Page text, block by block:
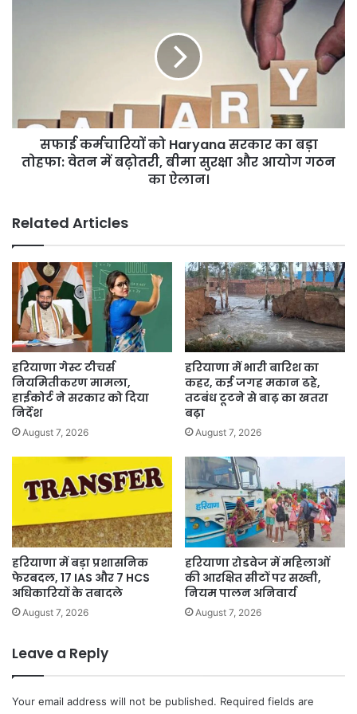
तैयार।
वेतन
बढ़ोतरी,
आयोग
गठन
का
ऐलान।
सफाई कर्मचारियों को Haryana सरकार का बड़ा
तोहफा: वेतन में बढ़ोतरी, बीमा सुरक्षा और आयोग गठन
का ऐलान।
Related Articles
हरियाणा गेस्ट टीचर्स
नियमितीकरण मामला,
हाईकोर्ट ने सरकार को दिया
निर्देश
August 7, 2026
हरियाणा में भारी बारिश का
कहर, कई जगह मकान ढहे,
तटबंध टूटने से बाढ़ का खतरा
बढ़ा
August 7, 2026
हरियाणा में बड़ा प्रशासनिक
फेरबदल, 17 IAS और 7 HCS
अधिकारियों के तबादले
August 7, 2026
हरियाणा रोडवेज में महिलाओं
की आरक्षित सीटों पर सख्ती,
नियम पालन अनिवार्य
August 7, 2026
Leave a Reply
Your email address will not be published. Required fields are